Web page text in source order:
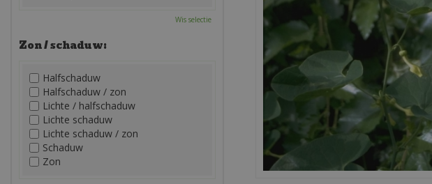
Wis selectie
Zon / schaduw:
Halfschaduw
Halfschaduw / zon
Lichte / halfschaduw
Lichte schaduw
Lichte schaduw / zon
Schaduw
Zon